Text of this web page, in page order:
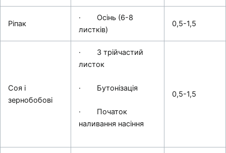
Ріпак
· Осінь (6-8
листків)
0,5-1,5
Соя і
зернобобові
· 3 трійчастий
листок
· Бутонізація
· Початок
наливання насіння
0,5-1,5